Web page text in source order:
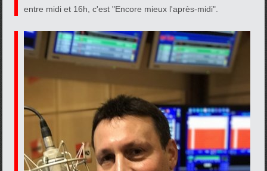
entre midi et 16h, c'est "Encore mieux l'après-midi".